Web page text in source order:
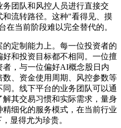
团队和风控人员进行直接交
流转路径。这种"看得见、摸
在当前阶段难以完全替代的。
定制能力上。每一位投资者的
和投资目标都不相同。一位擅
，与一位偏好AI概念股日内
、资金使用周期、风控参数等
。线下平台的业务团队可以通
其交易习惯和实际需求，量身
细化的服务模式，在当前行业
显得尤为珍贵。